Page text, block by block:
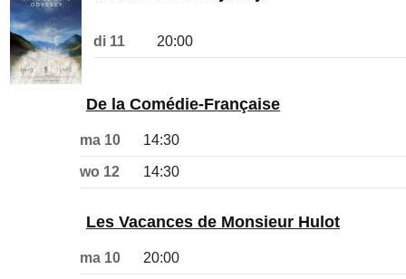
di 11 20:00
De la Comédie-Française
ma 10 14:30
wo 12 14:30
Les Vacances de Monsieur Hulot
ma 10 20:00